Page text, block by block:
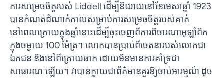
ការសម្រេចចិត្តរបស់ Liddell ដើម្បីនិយាយនៅខែមេសាឆ្នាំ 1923
បានកំណត់ដំណាក់កាលសម្រាប់ការសម្រេចចិត្តរបស់គាត់
នៅពេលក្រោយក្នុងឆ្នាំនោះដើម្បីចុះចេញពីការពិចារណាអូឡាំពិក
ក្នុងចម្ងាយ 100 ម៉ែត្រ។ លោក​បាន​ប្រាប់​ពី​ចេតនា​របស់​លោក​ជា​
ឯកជន និង​នៅ​ពី​ក្រោយ​ឆាក ដោយ​មិន​មាន​ការ​គាំទ្រ​ជា​
សាធារណៈ​ឡើយ។ វាបានក្លាយជាព័ត៌មានគួរឱ្យចាប់អារម្មណ៍ ដូច